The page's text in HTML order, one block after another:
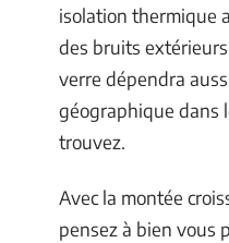
isolation thermique
des bruits
verre dépendra
géographique dans
trouvez.
Avec la montée
pensez à bien vous